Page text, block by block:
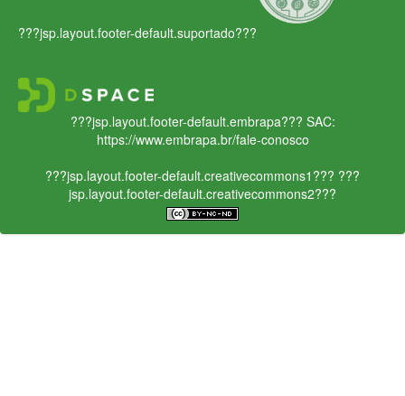
???jsp.layout.footer-default.suportado???
???jsp.layout.footer-default.embrapa??? SAC:
https://www.embrapa.br/fale-conosco
???jsp.layout.footer-default.creativecommons1??? ???
jsp.layout.footer-default.creativecommons2???